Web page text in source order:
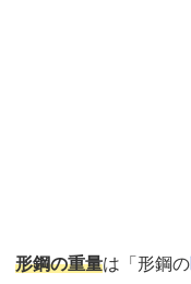
形鋼の重量は「形鋼の